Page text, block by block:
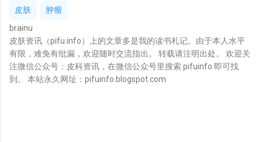
皮肤
肿瘤
brainu
皮肤资讯（pifu.info）上的文章多是我的读书札记。由于本人水平
有限，难免有纰漏，欢迎随时交流指出。 转载请注明出处。 欢迎关
注微信公众号：皮科资讯，在微信公众号里搜索 pifuinfo 即可找
到。 本站永久网址：pifuinfo.blogspot.com